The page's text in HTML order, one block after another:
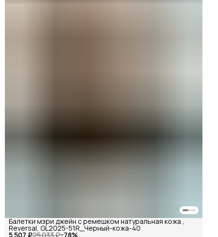
5 507 ₽25 033 ₽−78%
Балетки мэри джейн с ремешком натуральная кожа ,
Reversal, GL2025-51R_Черный-кожа-40